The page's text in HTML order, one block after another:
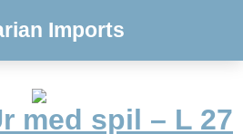
Imports
med spil – L 27